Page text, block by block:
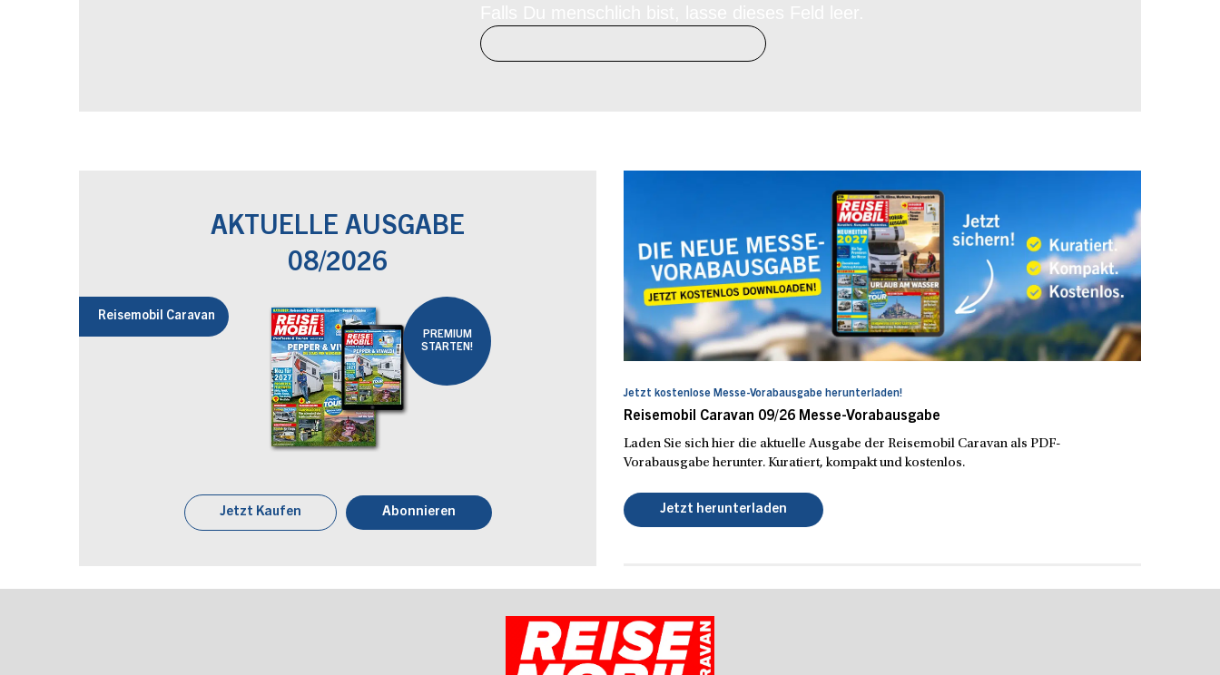
AKTUELLE AUSGABE
08/2026
Reisemobil Caravan
PREMIUM
STARTEN!
Jetzt Kaufen Abonnieren
Jetzt kostenlose Messe-Vorabausgabe herunterladen!
Reisemobil Caravan 09/26 Messe-Vorabausgabe
Laden Sie sich hier die aktuelle Ausgabe der Reisemobil Caravan als PDF-
Vorabausgabe herunter. Kuratiert, kompakt und kostenlos.
Jetzt herunterladen